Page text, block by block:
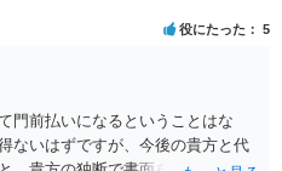
役にたった 5
門前払いになるということはな
ないはずですが、今後の貴方と代